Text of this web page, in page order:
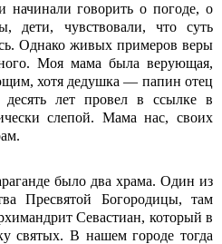
начинали говорить о погоде, о
чувствовали, что суть
Однако живых примеров веры
Моя мама была верующая,
хотя дедушка — папин отец
лет провел в ссылке в
слепой. Мама нас, своих
было два храма. Один из
Пресвятой Богородицы, там
Севастиан, который в
святых. В нашем городе тогда